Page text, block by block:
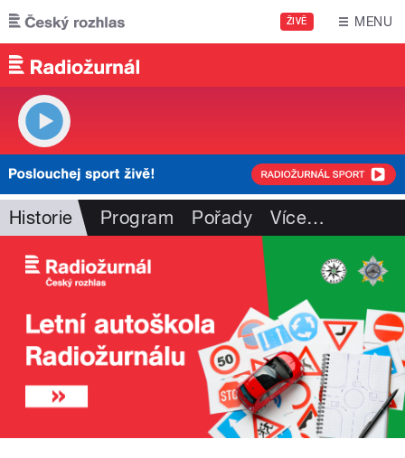
Přejít k hlavnímu obsahu
ŽIVĚ MENU
Historie Program Pořady Více…